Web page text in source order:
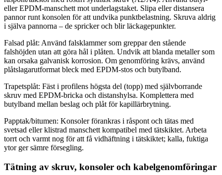
eller EPDM-manschett mot underlagstaket. Slipa eller distansera
pannor runt konsolen för att undvika punktbelastning. Skruva aldrig
i själva pannorna – de spricker och blir läckagepunkter.
Falsad plåt: Använd falsklammer som greppar den stående
falshöjden utan att göra hål i plåten. Undvik att blanda metaller som
kan orsaka galvanisk korrosion. Om genomföring krävs, använd
plåtslagarutformat bleck med EPDM-stos och butylband.
Trapetsplåt: Fäst i profilens högsta del (topp) med självborrande
skruv med EPDM-bricka och distanshylsa. Komplettera med
butylband mellan beslag och plåt för kapillärbrytning.
Papptak/bitumen: Konsoler förankras i råspont och tätas med
svetsad eller klistrad manschett kompatibel med tätskiktet. Arbeta
torrt och varmt nog för att få vidhäftning i tätskiktet; kalla, fuktiga
ytor ger sämre försegling.
Tätning av skruv, konsoler och kabelgenomföringar